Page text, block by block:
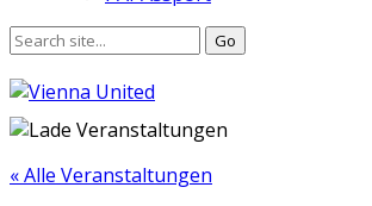
« Alle Veranstaltungen